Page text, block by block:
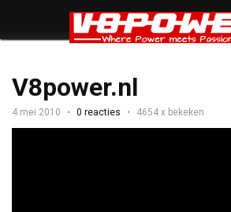
V8power.nl
4 mei 2010 0 reacties 4654 x bekeken